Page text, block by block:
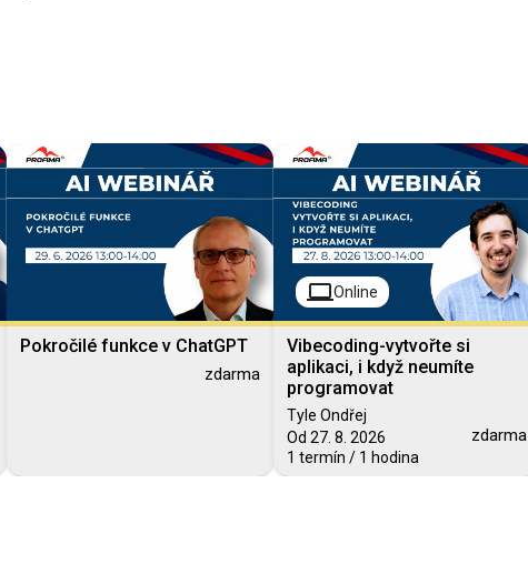
Pokročilé funkce v ChatGPT
zdarma
computerOnline
Vibecoding-vytvořte si
aplikaci, i když neumíte
programovat
Tyle Ondřej
Od 27. 8. 2026
1 termín / 1 hodina
zdarma